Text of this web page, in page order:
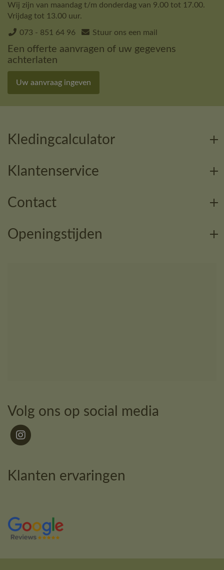
Wij zijn van maandag t/m donderdag van 9.00 tot 17.00.
Vrijdag tot 13.00 uur.
073 - 851 64 96 Stuur ons een mail
Een offerte aanvragen of uw gegevens
achterlaten
Uw aanvraag ingeven
Kledingcalculator
Klantenservice
Contact
Openingstijden
Volg ons op social media
Klanten ervaringen